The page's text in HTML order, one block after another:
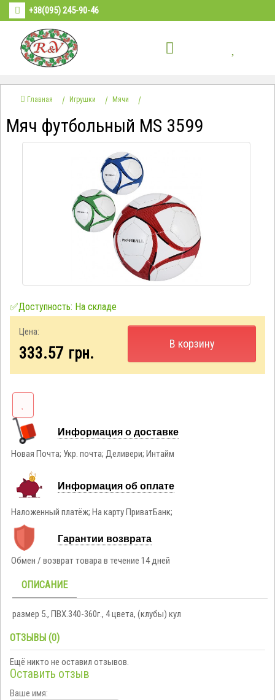
+38(095) 245-90-46
Главная Игрушки Мячи
Мяч футбольный MS 3599
✅Доступность: На складе
Цена:
333.57 грн.
В корзину
Информация о доставке
Новая Почта; Укр. почта; Деливери; Интайм
Информация об оплате
Наложенный платёж; На карту ПриватБанк;
Гарантии возврата
Обмен / возврат товара в течение 14 дней
ОПИСАНИЕ
размер 5., ПВХ.340-360г., 4 цвета, (клубы) кул
ОТЗЫВЫ (0)
Ещё никто не оставил отзывов.
Оставить отзыв
Ваше имя: